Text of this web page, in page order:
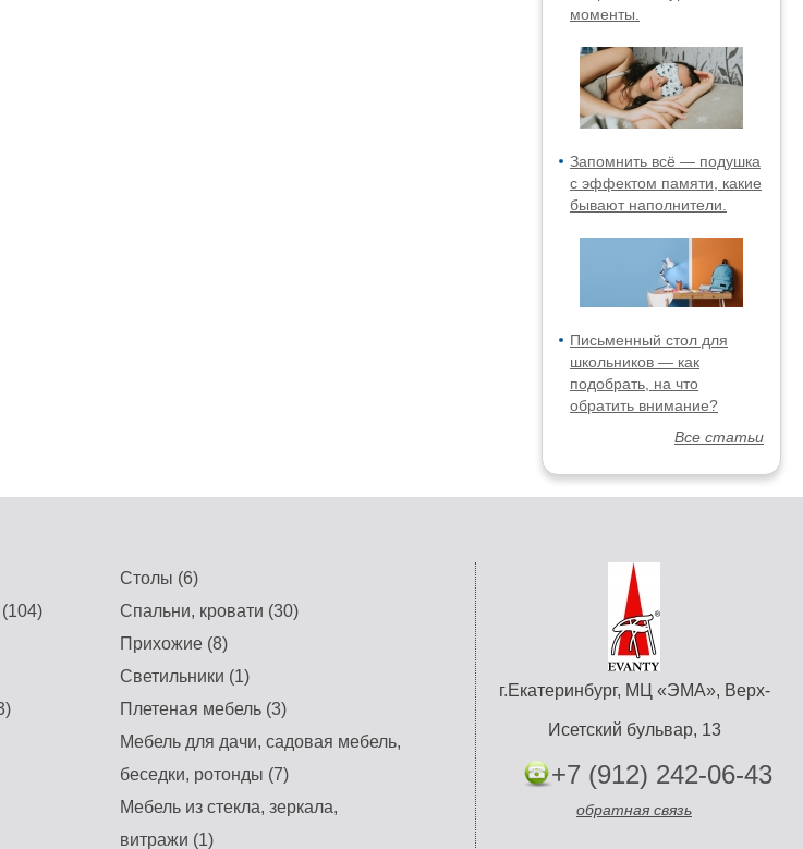
моменты.
Запомнить всё — подушка
с эффектом памяти, какие
бывают наполнители.
Письменный стол для
школьников — как
подобрать, на что
обратить внимание?
Все статьи
г.Екатеринбург, МЦ «ЭМА», Верх-
Исетский бульвар, 13
+7 (912) 242-06-43
обратная связь
Столы (6)
Спальни, кровати (30)
Прихожие (8)
Светильники (1)
Плетеная мебель (3)
Мебель для дачи, садовая мебель,
беседки, ротонды (7)
Мебель из стекла, зеркала,
витражи (1)